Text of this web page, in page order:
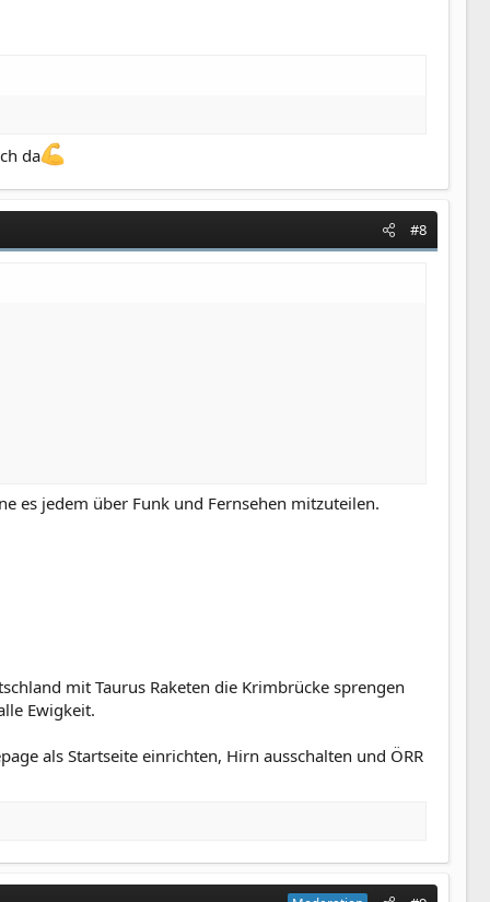
da
#8
es jedem über Funk und Fernsehen mitzuteilen.
mit Taurus Raketen die Krimbrücke sprengen
Ewigkeit.
als Startseite einrichten, Hirn ausschalten und ÖRR